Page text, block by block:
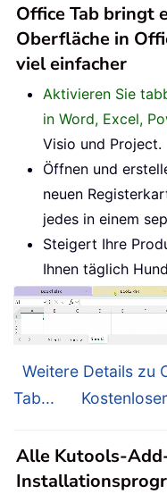
Office Tab bringt
Oberfläche in
viel einfacher
Aktivieren Sie
in Word, Excel,
Visio und Project.
Öffnen und
neuen
jedes in einem
Steigert Ihre
Ihnen täglich
Weitere Details zu
Tab...
Alle Kutools-